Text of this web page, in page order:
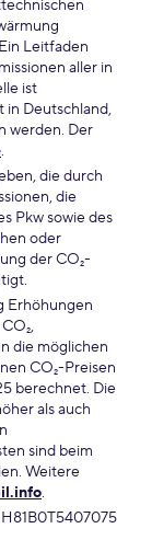
Leitfaden
aller in
ist
in Deutschland,
werden. Der
.
die durch
die
Pkw sowie des
oder
der CO₂-
Erhöhungen
die möglichen
CO₂-Preisen
berechnet. Die
als auch
sind beim
Weitere
.